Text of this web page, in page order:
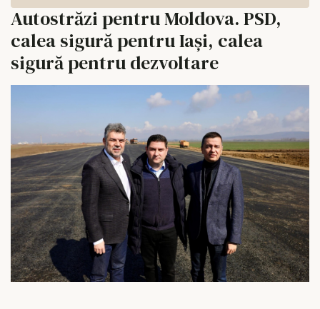
Autostrăzi pentru Moldova. PSD,
calea sigură pentru Iași, calea
sigură pentru dezvoltare